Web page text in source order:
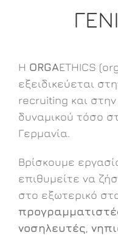
Η ORGAETHICS
εξειδικεύεται
recruiting και
δυναμικού τόσο
Γερμανία.
Βρίσκουμε
επιθυμείτε να
στο εξωτερικό
νοσηλευτές,